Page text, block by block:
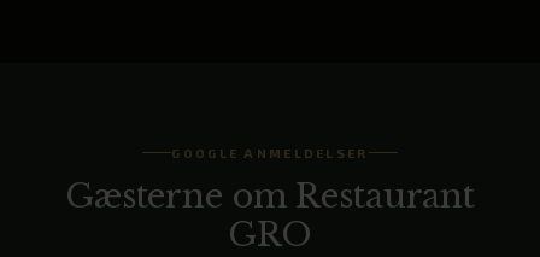
GOOGLE ANMELDELSER
Gæsterne om Restaurant
GRO